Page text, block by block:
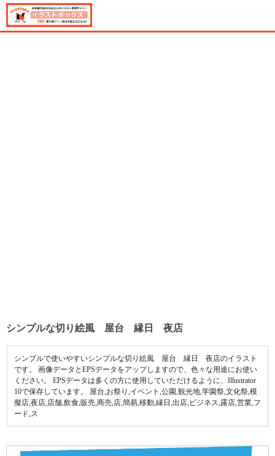
シンプルな切り絵風 屋台 縁日 夜店
シンプルで使いやすいシンプルな切り絵風 屋台 縁日 夜店のイラスト
です。 画像データとEPSデータをアップしますので、色々な用途にお使い
ください。 EPSデータは多くの方に使用していただけるように、Illustrator
10で保存しています。 屋台,お祭り,イベント,公園,観光地,学園祭,文化祭,模
擬店,夜店,店舗,飲食,販売,商売,店,簡易,移動,縁日,出店,ビジネス,露店,営業,フ
ード,ス